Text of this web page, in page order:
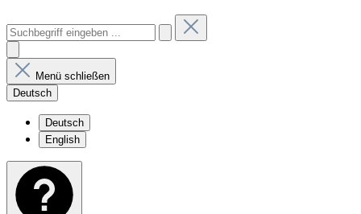
Menü schließen
Deutsch
Deutsch
English